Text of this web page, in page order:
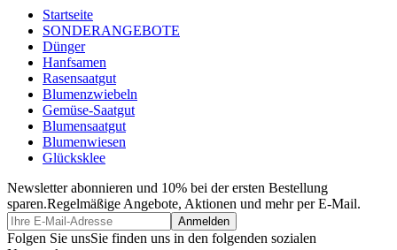
Startseite
SONDERANGEBOTE
Dünger
Hanfsamen
Rasensaatgut
Blumenzwiebeln
Gemüse-Saatgut
Blumensaatgut
Blumenwiesen
Glücksklee
Newsletter abonnieren und 10% bei der ersten Bestellung
sparen.Regelmäßige Angebote, Aktionen und mehr per E-Mail.
Folgen Sie unsSie finden uns in den folgenden sozialen